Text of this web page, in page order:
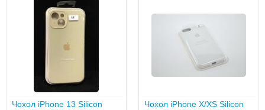
Чохол iPhone 13 Silicon
Чохол iPhone X/XS Silicon